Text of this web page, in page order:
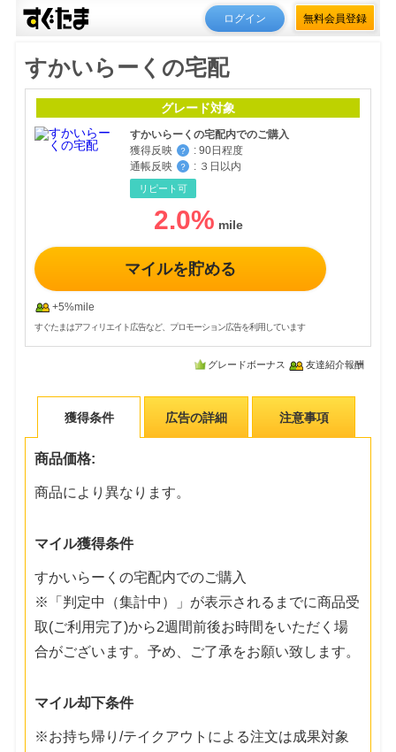
ログイン 無料会員登録
すかいらーくの宅配
グレード対象
すかいらーくの宅配内でのご購入
獲得反映
？ : 90日程度
通帳反映
？ : ３日以内
リピート可
2.0%
マイルを貯める
+5%mile
すぐたまはアフィリエイト広告など、プロモーション広告を利用しています
グレードボーナス 友達紹介報酬
獲得条件 広告の詳細 注意事項
商品価格:
商品により異なります。
マイル獲得条件
すかいらーくの宅配内でのご購入
※「判定中（集計中）」が表示されるまでに商品受
取(ご利用完了)から2週間前後お時間をいただく場
合がございます。予め、ご了承をお願い致します。
マイル却下条件
※お持ち帰り/テイクアウトによる注文は成果対象